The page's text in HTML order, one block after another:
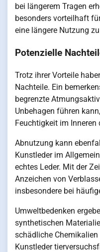
bei längerem Tragen
besonders vorteilhaft
eine längere Nutzung
Potenzielle
Trotz ihrer Vorteile
Nachteile. Ein
begrenzte
Unbehagen führen
Feuchtigkeit im
Abnutzung kann
Kunstleder im
echtes Leder. Mit der
Anzeichen von
insbesondere bei
Umweltbedenken
synthetischen
schädliche
Kunstleder